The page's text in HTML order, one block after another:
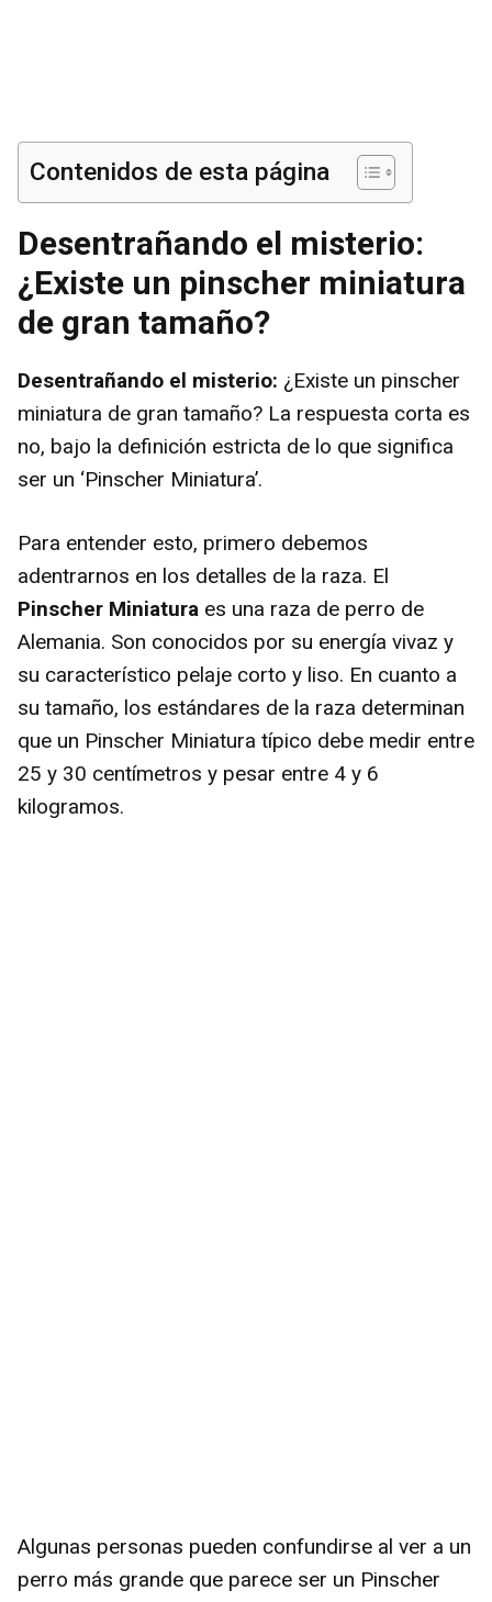
Contenidos de esta página
Desentrañando el misterio:
¿Existe un pinscher miniatura
de gran tamaño?
Desentrañando el misterio: ¿Existe un pinscher
miniatura de gran tamaño? La respuesta corta es
no, bajo la definición estricta de lo que significa
ser un ‘Pinscher Miniatura’.
Para entender esto, primero debemos
adentrarnos en los detalles de la raza. El
Pinscher Miniatura es una raza de perro de
Alemania. Son conocidos por su energía vivaz y
su característico pelaje corto y liso. En cuanto a
su tamaño, los estándares de la raza determinan
que un Pinscher Miniatura típico debe medir entre
25 y 30 centímetros y pesar entre 4 y 6
kilogramos.
Algunas personas pueden confundirse al ver a un
perro más grande que parece ser un Pinscher